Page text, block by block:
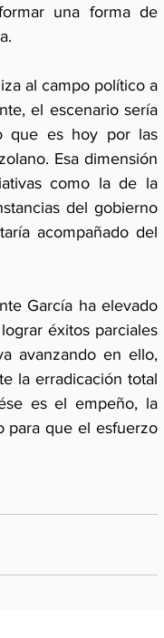
una forma de
al campo político a
el escenario sería
que es hoy por las
Esa dimensión
como la de la
del gobierno
acompañado del
García ha elevado
éxitos parciales
avanzando en ello,
la erradicación total
es el empeño, la
para que el esfuerzo